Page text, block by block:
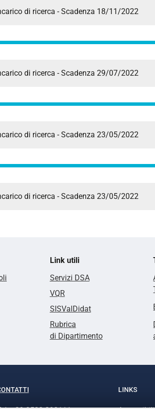
di ricerca - Scadenza 18/11/2022
di ricerca - Scadenza 29/07/2022
di ricerca - Scadenza 23/05/2022
di ricerca - Scadenza 23/05/2022
Link utili
Servizi DSA
VQR
SISValDidat
Rubrica
di Dipartimento
LINKS